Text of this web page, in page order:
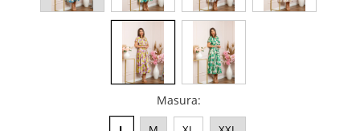
Masura: